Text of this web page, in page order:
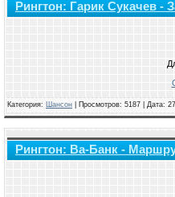
Рингтон: Гарик Сукачев -
Категория: Шансон Просмотров: 5187 | Дата:
Рингтон: Ва-Банк -